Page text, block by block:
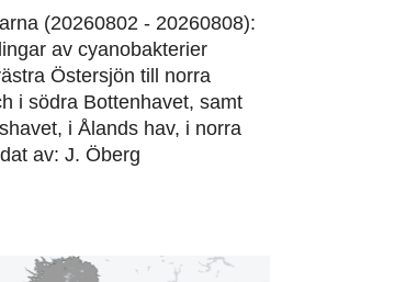
(20260802 - 20260808):
av cyanobakterier
Östersjön till norra
i södra Bottenhavet, samt
i Ålands hav, i norra
av: J. Öberg